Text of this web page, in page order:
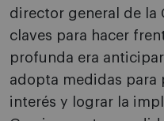
director general de la
claves para hacer
profunda era
adopta medidas para
interés y lograr la